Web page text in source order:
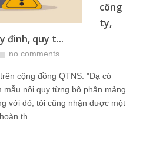
công
ty,
đinh, quy t...
no comments
cộng đồng QTNS: "Dạ có
mẫu nội quy từng bộ phận mảng
với đó, tôi cũng nhận được một
th...